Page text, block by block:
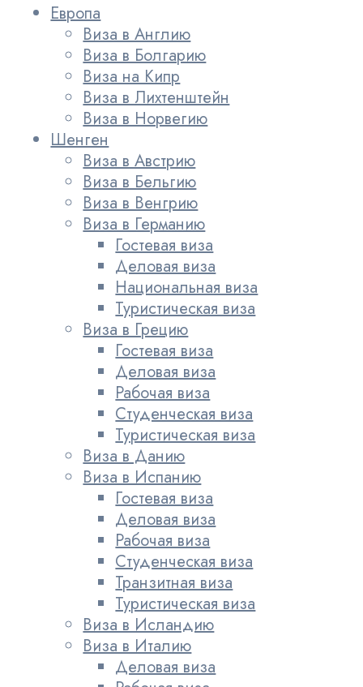
Европа
Виза в Англию
Виза в Болгарию
Виза на Кипр
Виза в Лихтенштейн
Виза в Норвегию
Шенген
Виза в Австрию
Виза в Бельгию
Виза в Венгрию
Виза в Германию
Гостевая виза
Деловая виза
Национальная виза
Туристическая виза
Виза в Грецию
Гостевая виза
Деловая виза
Рабочая виза
Студенческая виза
Туристическая виза
Виза в Данию
Виза в Испанию
Гостевая виза
Деловая виза
Рабочая виза
Студенческая виза
Транзитная виза
Туристическая виза
Виза в Исландию
Виза в Италию
Деловая виза